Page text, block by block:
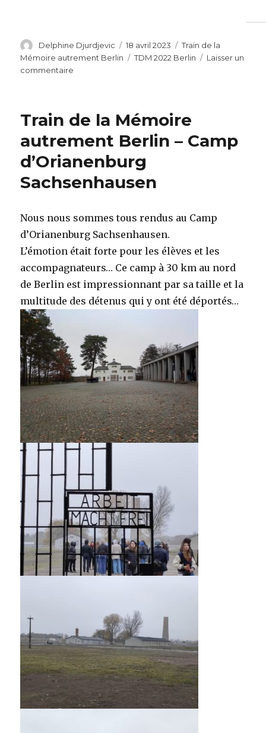
Auteur
Delphine Djurdjevic
Publié
le
18 avril 2023 Catégories
Train de la
Mémoire autrement Berlin
Étiquettes
TDM 2022 Berlin
Laisser un
commentaire
mémoire
Berlin-
Visite
du
quartier
Train de la Mémoire
autrement Berlin – Camp
d’Orianenburg
Sachsenhausen
Nous nous sommes tous rendus au Camp
d’Orianenburg Sachsenhausen.
L’émotion était forte pour les élèves et les
accompagnateurs… Ce camp à 30 km au nord
de Berlin est impressionnant par sa taille et la
multitude des détenus qui y ont été déportés…